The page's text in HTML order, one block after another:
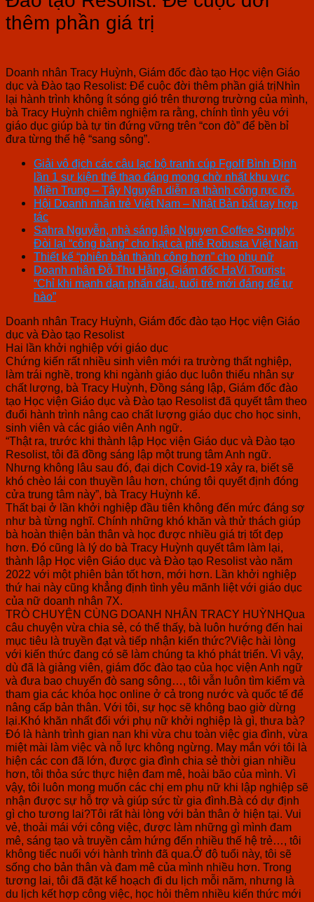
thêm phần giá trị
Doanh nhân Tracy Huỳnh, Giám đốc đào tạo Học viện Giáo
dục và Đào tạo Resolist: Để cuộc đời thêm phần giá trịNhìn
lại hành trình không ít sóng gió trên thương trường của mình,
bà Tracy Huỳnh chiêm nghiệm ra rằng, chính tình yêu với
giáo dục giúp bà tự tin đứng vững trên “con đò” để bền bỉ
đưa từng thế hệ “sang sông”.
Giải vô địch các câu lạc bộ tranh cúp Fgolf Bình Định
lần 1 sự kiện thể thao đáng mong chờ nhất khu vực
Miền Trung – Tây Nguyên diễn ra thành công rực rỡ.
Hội Doanh nhân trẻ Việt Nam – Nhật Bản bắt tay hợp
tác
Sahra Nguyễn, nhà sáng lập Nguyen Coffee Supply:
Đòi lại “công bằng” cho hạt cà phê Robusta Việt Nam
Thiết kế “phiên bản thành công hơn” cho phụ nữ
Doanh nhân Đỗ Thu Hằng, Giám đốc HaVi Tourist:
“Chỉ khi mạnh dạn phấn đấu, tuổi trẻ mới đáng để tự
hào”
Doanh nhân Tracy Huỳnh, Giám đốc đào tạo Học viện Giáo
dục và Đào tạo Resolist
Hai lần khởi nghiệp với giáo dục
Chứng kiến rất nhiều sinh viên mới ra trường thất nghiệp,
làm trái nghề, trong khi ngành giáo dục luôn thiếu nhân sự
chất lượng, bà Tracy Huỳnh, Đồng sáng lập, Giám đốc đào
tạo Học viện Giáo dục và Đào tạo Resolist đã quyết tâm theo
đuổi hành trình nâng cao chất lượng giáo dục cho học sinh,
sinh viên và các giáo viên Anh ngữ.
“Thật ra, trước khi thành lập Học viện Giáo dục và Đào tạo
Resolist, tôi đã đồng sáng lập một trung tâm Anh ngữ.
Nhưng không lâu sau đó, đại dịch Covid-19 xảy ra, biết sẽ
khó chèo lái con thuyền lâu hơn, chúng tôi quyết định đóng
cửa trung tâm này”, bà Tracy Huỳnh kể.
Thất bại ở lần khởi nghiệp đầu tiên không đến mức đáng sợ
như bà từng nghĩ. Chính những khó khăn và thử thách giúp
bà hoàn thiện bản thân và học được nhiều giá trị tốt đẹp
hơn. Đó cũng là lý do bà Tracy Huỳnh quyết tâm làm lại,
thành lập Học viện Giáo dục và Đào tạo Resolist vào năm
2022 với một phiên bản tốt hơn, mới hơn. Lần khởi nghiệp
thứ hai này cũng khẳng định tình yêu mãnh liệt với giáo dục
của nữ doanh nhân 7X.
TRÒ CHUYỆN CÙNG DOANH NHÂN TRACY HUỲNHQua
câu chuyện vừa chia sẻ, có thể thấy, bà luôn hướng đến hai
mục tiêu là truyền đạt và tiếp nhận kiến thức?Việc hài lòng
với kiến thức đang có sẽ làm chúng ta khó phát triển. Vì vậy,
dù đã là giảng viên, giám đốc đào tạo của học viện Anh ngữ
và đưa bao chuyến đò sang sông…, tôi vẫn luôn tìm kiếm và
tham gia các khóa học online ở cả trong nước và quốc tế để
nâng cấp bản thân. Với tôi, sự học sẽ không bao giờ dừng
lại.Khó khăn nhất đối với phụ nữ khởi nghiệp là gì, thưa bà?
Đó là hành trình gian nan khi vừa chu toàn việc gia đình, vừa
miệt mài làm việc và nỗ lực không ngừng. May mắn với tôi là
hiện các con đã lớn, được gia đình chia sẻ thời gian nhiều
hơn, tôi thỏa sức thực hiện đam mê, hoài bão của mình. Vì
vậy, tôi luôn mong muốn các chị em phụ nữ khi lập nghiệp sẽ
nhận được sự hỗ trợ và giúp sức từ gia đình.Bà có dự định
gì cho tương lai?Tôi rất hài lòng với bản thân ở hiện tại. Vui
vẻ, thoải mái với công việc, được làm những gì mình đam
mê, sáng tạo và truyền cảm hứng đến nhiều thế hệ trẻ…, tôi
không tiếc nuối với hành trình đã qua.Ở độ tuổi này, tôi sẽ
sống cho bản thân và đam mê của mình nhiều hơn. Trong
tương lai, tôi đã đặt kế hoạch đi du lịch mỗi năm, nhưng là
du lịch kết hợp công việc, học hỏi thêm nhiều kiến thức mới